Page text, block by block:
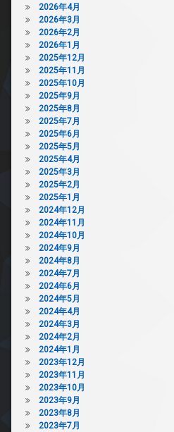
2026年4月
2026年3月
2026年2月
2026年1月
2025年12月
2025年11月
2025年10月
2025年9月
2025年8月
2025年7月
2025年6月
2025年5月
2025年4月
2025年3月
2025年2月
2025年1月
2024年12月
2024年11月
2024年10月
2024年9月
2024年8月
2024年7月
2024年6月
2024年5月
2024年4月
2024年3月
2024年2月
2024年1月
2023年12月
2023年11月
2023年10月
2023年9月
2023年8月
2023年7月